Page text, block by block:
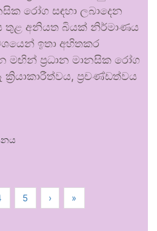
රෝග සඳහා ලබාදෙන
තුළ අනියත බියක් නිර්මාණය
ඉතා අහිතකර
මඟින් ප්‍රධාන මානසික රෝග
ප්‍රචණ්ඩත්වය
5 › »